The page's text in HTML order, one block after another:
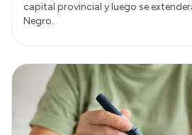
capital provincial y luego se
Negro.